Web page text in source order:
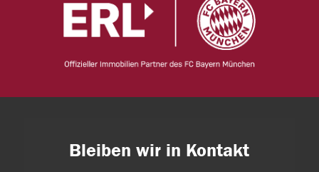
Bleiben wir in Kontakt